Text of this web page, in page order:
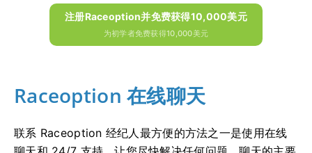
注册Raceoption并免费获得10,000美元
为初学者免费获得10,000美元
Raceoption 在线聊天
联系 Raceoption 经纪人最方便的方法之一是使用在线